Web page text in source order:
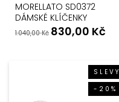
MORELLATO SD0372
DÁMSKÉ KLÍČENKY
1.040,00Kč 830,00 Kč
SLEVY
-20%